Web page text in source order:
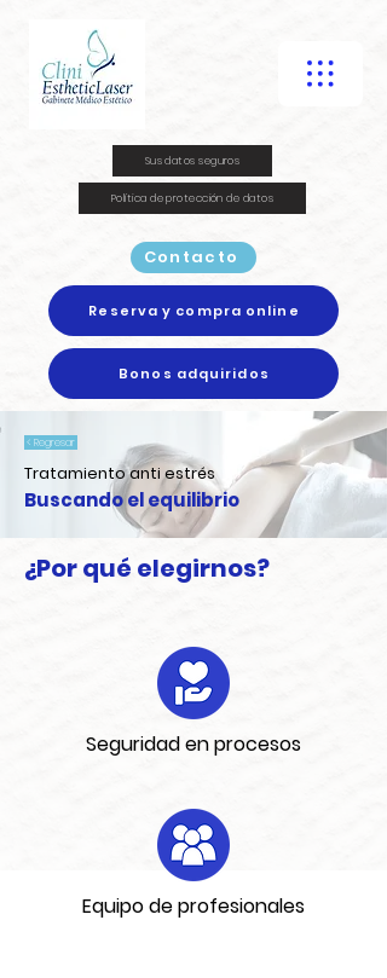
Contacto
Sus datos seguros
Política de protección de datos
Reserva y compra online
Bonos adquiridos
< Regresar
Tratamiento anti estrés
Buscando el equilibrio
¿Por qué elegirnos?
Seguridad en procesos
Equipo de profesionales